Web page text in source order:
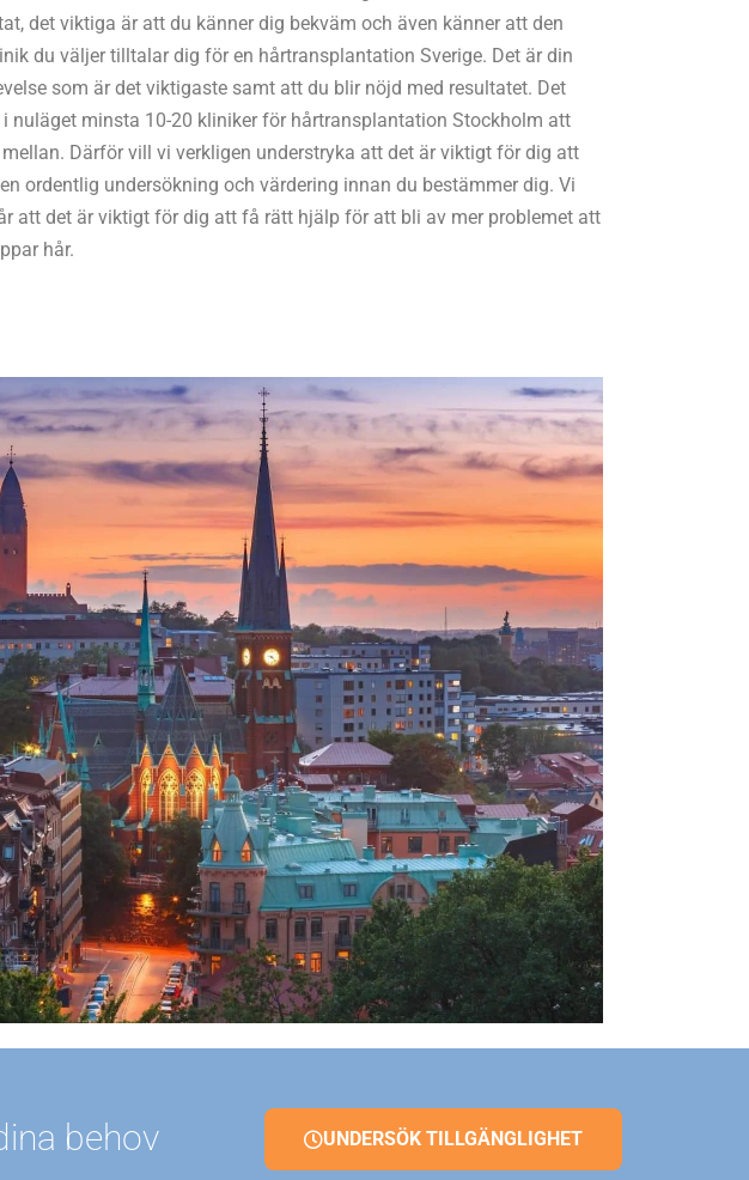
det viktiga är att du känner dig bekväm och även känner att den
du väljer tilltalar dig för en hårtransplantation Sverige. Det är din
som är det viktigaste samt att du blir nöjd med resultatet. Det
nuläget minsta 10-20 kliniker för hårtransplantation Stockholm att
Därför vill vi verkligen understryka att det är viktigt för dig att
ordentlig undersökning och värdering innan du bestämmer dig. Vi
att det är viktigt för dig att få rätt hjälp för att bli av mer problemet att
hår.
behov UNDERSÖK TILLGÄNGLIGHET